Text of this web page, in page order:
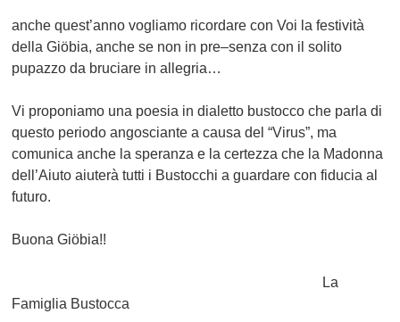
anche quest’anno vogliamo ricordare con Voi la festività
della Giöbia, anche se non in pre–senza con il solito
pupazzo da bruciare in allegria…
Vi proponiamo una poesia in dialetto bustocco che parla di
questo periodo angosciante a causa del “Virus”, ma
comunica anche la speranza e la certezza che la Madonna
dell’Aiuto aiuterà tutti i Bustocchi a guardare con fiducia al
futuro.
Buona Giöbia!!
La
Famiglia Bustocca